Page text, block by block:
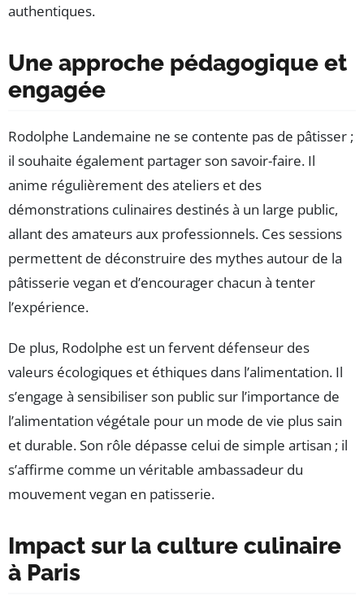
authentiques.
Une approche pédagogique et
engagée
Rodolphe Landemaine ne se contente pas de pâtisser ;
il souhaite également partager son savoir-faire. Il
anime régulièrement des ateliers et des
démonstrations culinaires destinés à un large public,
allant des amateurs aux professionnels. Ces sessions
permettent de déconstruire des mythes autour de la
pâtisserie vegan et d’encourager chacun à tenter
l’expérience.
De plus, Rodolphe est un fervent défenseur des
valeurs écologiques et éthiques dans l’alimentation. Il
s’engage à sensibiliser son public sur l’importance de
l’alimentation végétale pour un mode de vie plus sain
et durable. Son rôle dépasse celui de simple artisan ; il
s’affirme comme un véritable ambassadeur du
mouvement vegan en patisserie.
Impact sur la culture culinaire
à Paris